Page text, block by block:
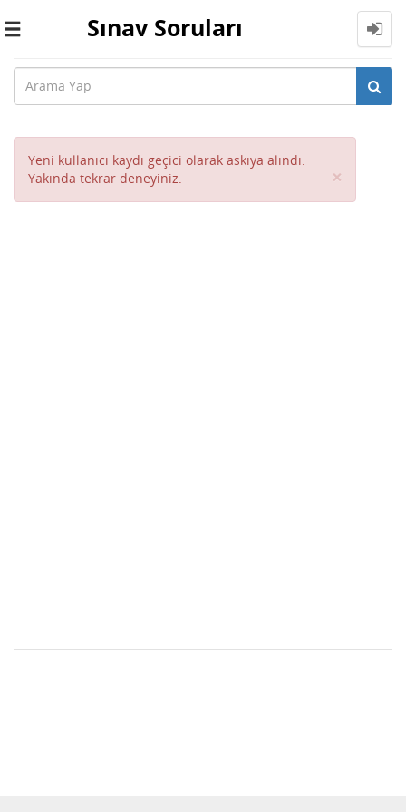
Toggle
Sınav Soruları
Yeni kullanıcı kaydı geçici olarak askıya alındı.
Yakında tekrar deneyiniz.
×